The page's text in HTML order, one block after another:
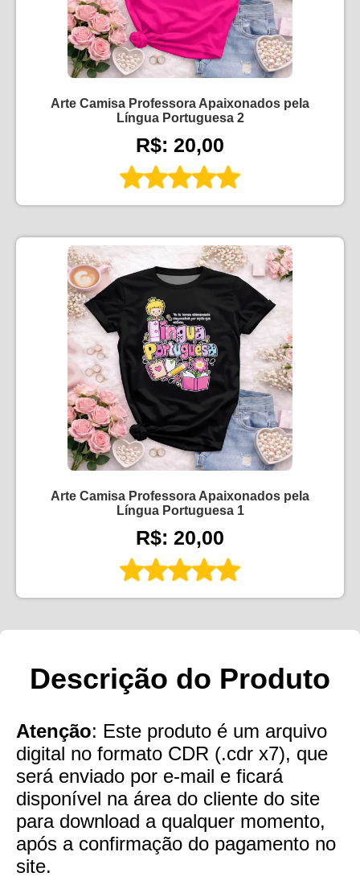
Arte Camisa Professora Apaixonados pela
Língua Portuguesa 2
R$: 20,00
Arte Camisa Professora Apaixonados pela
Língua Portuguesa 1
R$: 20,00
Descrição do Produto
Atenção: Este produto é um arquivo
digital no formato CDR (.cdr x7), que
será enviado por e-mail e ficará
disponível na área do cliente do site
para download a qualquer momento,
após a confirmação do pagamento no
site.